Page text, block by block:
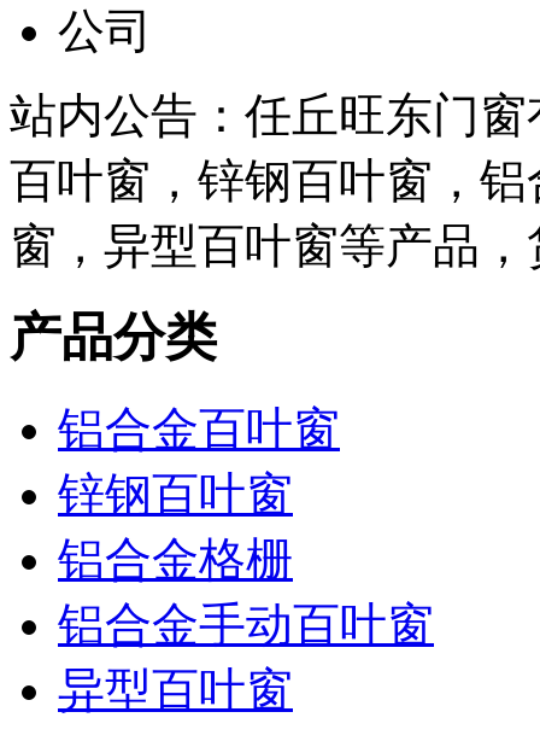
站内公告：任丘旺东门
百叶窗，锌钢百叶窗，
窗，异型百叶窗等产品
产品分类
铝合金百叶窗
锌钢百叶窗
铝合金格栅
铝合金手动百叶窗
异型百叶窗